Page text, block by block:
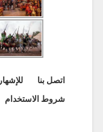
اتصل بنا للإشهار
شروط الاستخدام